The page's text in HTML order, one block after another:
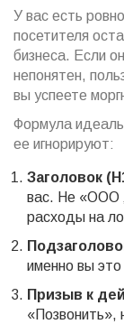
У вас есть
посетителя
бизнеса. Если
непонятен,
вы успеете
Формула
ее игнорируют:
Заголовок
вас. Не «ООО
расходы на
именно вы это
Призыв к
«Позвонить»,